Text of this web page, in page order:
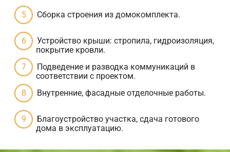
Сборка строения из домокомплекта.
Устройство крыши: стропила, гидроизоляция,
покрытие кровли.
Подведение и разводка коммуникаций в
соответствии с проектом.
Внутренние, фасадные отделочные работы.
Благоустройство участка, сдача готового
дома в эксплуатацию.